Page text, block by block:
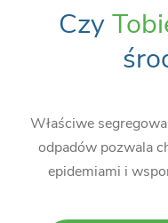
Czy
Właściwe
odpadów pozwala
epidemiami i